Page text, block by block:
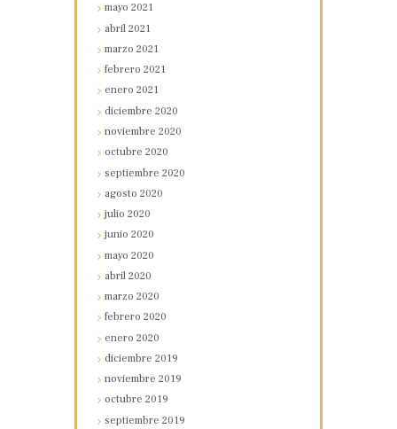
mayo2021
abril2021
marzo2021
febrero2021
enero2021
diciembre2020
noviembre2020
octubre2020
septiembre2020
agosto2020
julio2020
junio2020
mayo2020
abril2020
marzo2020
febrero2020
enero2020
diciembre2019
noviembre2019
octubre2019
septiembre2019